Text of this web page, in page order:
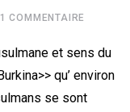
1 COMMENTAIRE
et sens du
qu’ environ
se sont